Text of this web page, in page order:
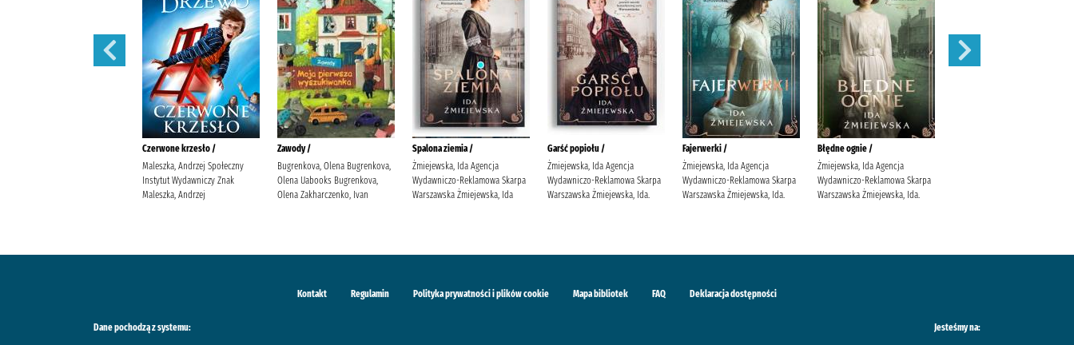
Czerwone krzesło /
Maleszka, Andrzej Społeczny
Instytut Wydawniczy Znak
Maleszka, Andrzej
Zawody /
Bugrenkova, Olena Bugrenkova,
Olena Uabooks Bugrenkova,
Olena Zakharczenko, Ivan
Spalona ziemia /
Żmiejewska, Ida Agencja
Wydawniczo-Reklamowa Skarpa
Warszawska Żmiejewska, Ida
Garść popiołu /
Żmiejewska, Ida Agencja
Wydawniczo-Reklamowa Skarpa
Warszawska Żmiejewska, Ida.
Fajerwerki /
Żmiejewska, Ida Agencja
Wydawniczo-Reklamowa Skarpa
Warszawska Żmiejewska, Ida.
Błędne ognie /
Żmiejewska, Ida Agencja
Wydawniczo-Reklamowa Skarpa
Warszawska Żmiejewska, Ida.
Kontakt Regulamin Polityka prywatności i plików cookie Mapa bibliotek FAQ Deklaracja dostępności
Dane pochodzą z systemu: Jesteśmy na: